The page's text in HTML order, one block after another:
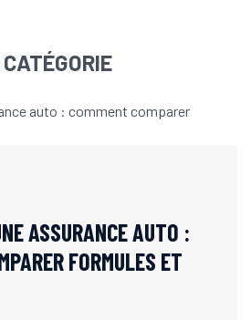
ASSURANCE AUTO :
FORMULES ET